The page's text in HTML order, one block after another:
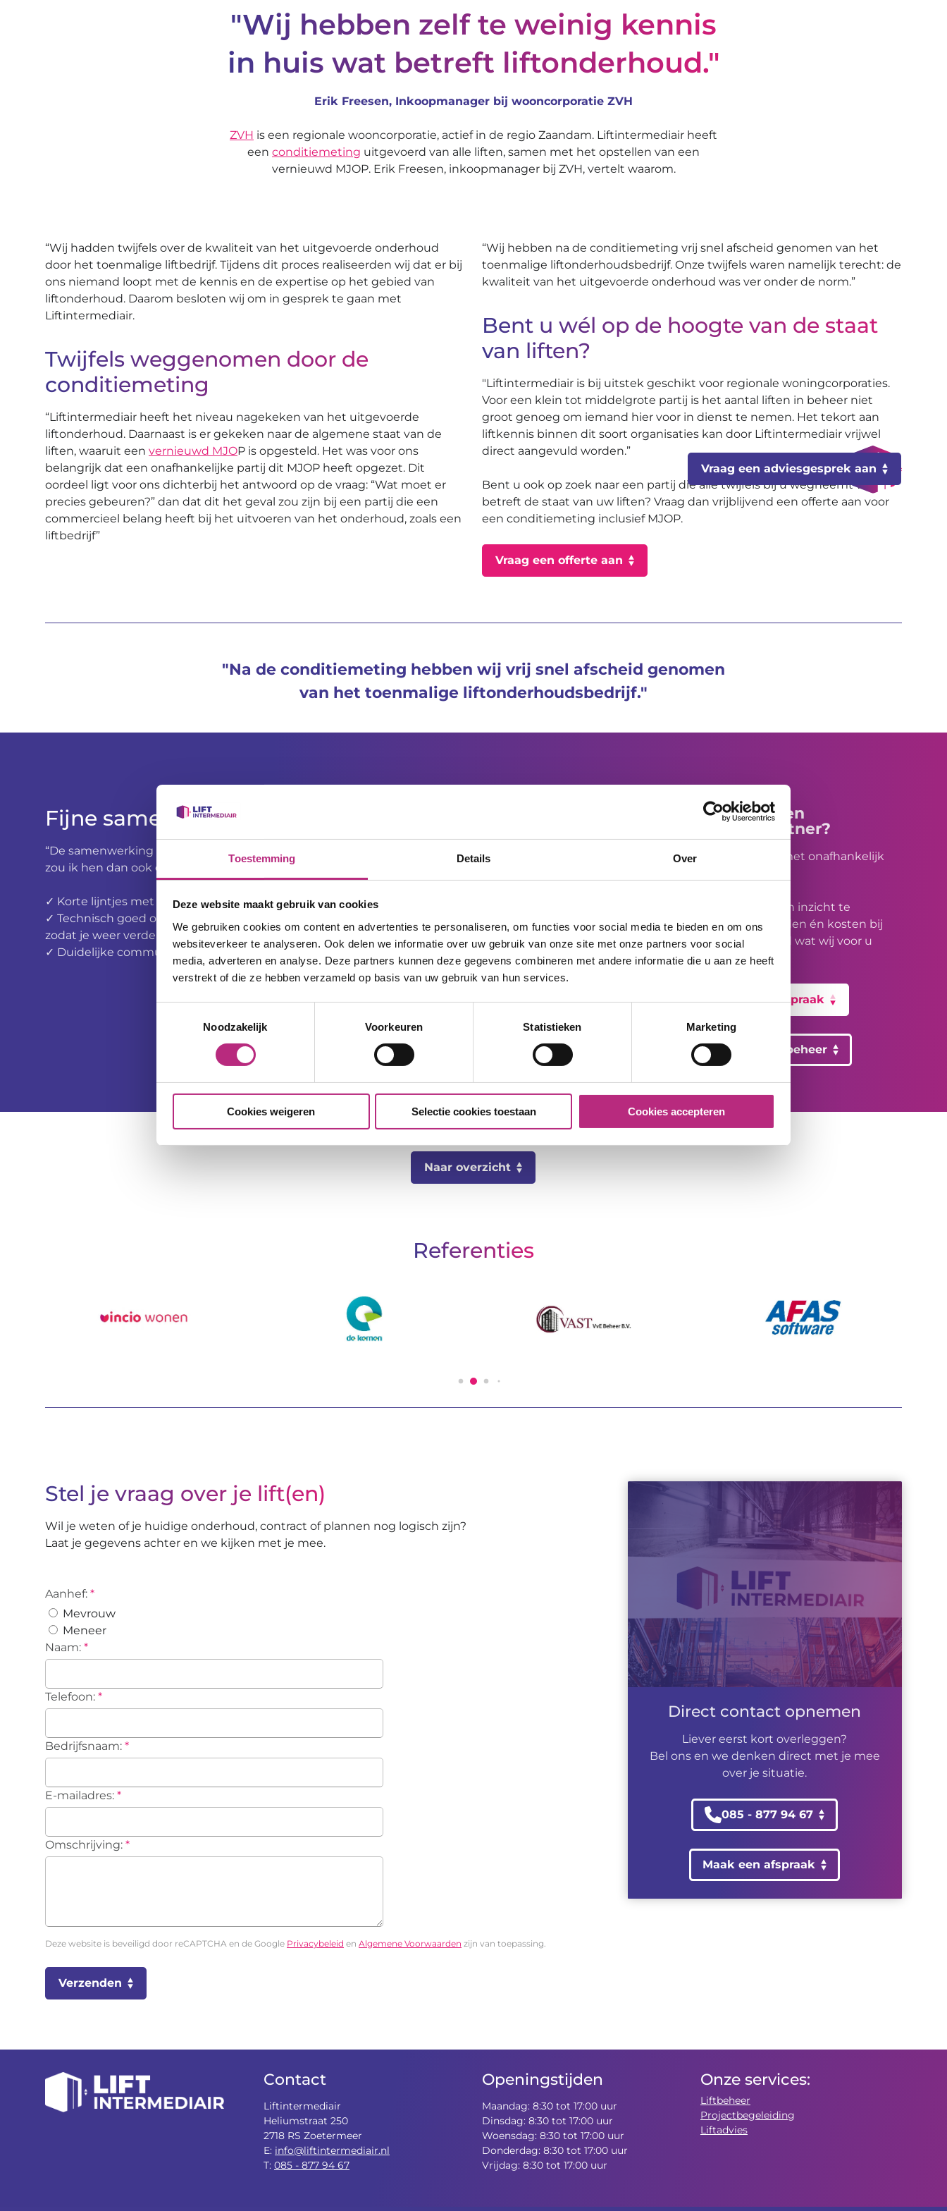
Toestemming Details Over
Deze website maakt gebruik van cookies
We gebruiken cookies om content en advertenties te personaliseren, om functies voor social media te bieden en om ons
websiteverkeer te analyseren. Ook delen we informatie over uw gebruik van onze site met onze partners voor social
media, adverteren en analyse. Deze partners kunnen deze gegevens combineren met andere informatie die u aan ze heeft
verstrekt of die ze hebben verzameld op basis van uw gebruik van hun services.
Noodzakelijk
Voorkeuren Statistieken Marketing
Cookies weigeren Selectie cookies toestaan Cookies accepteren
Vraag een adviesgesprek aan
"Wij hebben zelf te weinig kennis
in huis wat betreft liftonderhoud."
Erik Freesen, Inkoopmanager bij wooncorporatie ZVH
ZVH is een regionale wooncorporatie, actief in de regio Zaandam. Liftintermediair heeft
een conditiemeting uitgevoerd van alle liften, samen met het opstellen van een
vernieuwd MJOP. Erik Freesen, inkoopmanager bij ZVH, vertelt waarom.
“Wij hadden twijfels over de kwaliteit van het uitgevoerde onderhoud
door het toenmalige liftbedrijf. Tijdens dit proces realiseerden wij dat er bij
ons niemand loopt met de kennis en de expertise op het gebied van
liftonderhoud. Daarom besloten wij om in gesprek te gaan met
Liftintermediair.
Twijfels weggenomen door de
conditiemeting
“Liftintermediair heeft het niveau nagekeken van het uitgevoerde
liftonderhoud. Daarnaast is er gekeken naar de algemene staat van de
liften, waaruit een vernieuwd MJOP is opgesteld. Het was voor ons
belangrijk dat een onafhankelijke partij dit MJOP heeft opgezet. Dit
oordeel ligt voor ons dichterbij het antwoord op de vraag: “Wat moet er
precies gebeuren?” dan dat dit het geval zou zijn bij een partij die een
commercieel belang heeft bij het uitvoeren van het onderhoud, zoals een
liftbedrijf”
“Wij hebben na de conditiemeting vrij snel afscheid genomen van het
toenmalige liftonderhoudsbedrijf. Onze twijfels waren namelijk terecht: de
kwaliteit van het uitgevoerde onderhoud was ver onder de norm.”
Bent u wél op de hoogte van de staat
van liften?
"Liftintermediair is bij uitstek geschikt voor regionale woningcorporaties.
Voor een klein tot middelgrote partij is het aantal liften in beheer niet
groot genoeg om iemand hier voor in dienst te nemen. Het tekort aan
liftkennis binnen dit soort organisaties kan door Liftintermediair vrijwel
direct aangevuld worden.”
Bent u ook op zoek naar een partij die alle twijfels bij u wegneemt wat
betreft de staat van uw liften? Vraag dan vrijblijvend een offerte aan voor
een conditiemeting inclusief MJOP.
Vraag een offerte aan
"Na de conditiemeting hebben wij vrij snel afscheid genomen
van het toenmalige liftonderhoudsbedrijf."
Fijne samenwerking, uitstekende werkwijze
“De samenwerking met Liftintermediair gaf een goed gevoel. Op een schaal van 1 tot 10
zou ik hen dan ook een 8 geven. De voordelen van samenwerken met Liftintermediair:"
✓ Korte lijntjes met het bedrijf
✓ Technisch goed onderlegd: een vraag wordt vrijwel direct en volledig beantwoord,
zodat je weer verder kunt in het proces
✓ Duidelijke communicatie
Ook op zoek naar een
betrouwbare liftpartner?
Vinicio Wonen is geholpen met onafhankelijk
Wij hebben laten zien rust en inzicht te
brengen in de werkzaamheden én kosten bij
veelgrote namen. Benieuwd wat wij voor u
kunnen betekenen?
Maak vrijblijvend een afspraak
Meer informatie over liftbeheer
Naar overzicht
Referenties
Stel je vraag over je lift(en)
Wil je weten of je huidige onderhoud, contract of plannen nog logisch zijn?
Laat je gegevens achter en we kijken met je mee.
Aanhef: *
Mevrouw
Meneer
Naam: *
Telefoon: *
Bedrijfsnaam: *
E-mailadres: *
Omschrijving: *
Deze website is beveiligd door reCAPTCHA en de Google Privacybeleid en Algemene Voorwaarden zijn van toepassing.
Verzenden
Direct contact opnemen
Liever eerst kort overleggen?
Bel ons en we denken direct met je mee
over je situatie.
085 - 877 94 67
Maak een afspraak
Contact
Liftintermediair
Heliumstraat 250
2718 RS Zoetermeer
E: info@liftintermediair.nl
T: 085 - 877 94 67
Openingstijden
Maandag: 8:30 tot 17:00 uur
Dinsdag: 8:30 tot 17:00 uur
Woensdag: 8:30 tot 17:00 uur
Donderdag: 8:30 tot 17:00 uur
Vrijdag: 8:30 tot 17:00 uur
Onze services:
Liftbeheer
Projectbegeleiding
Liftadvies